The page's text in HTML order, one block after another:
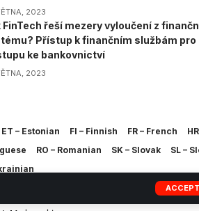
ACCEPT
2023
FinTech řeší mezery vyloučení z
Přístup k finančním službám pro
ke bankovnictví
2023
ET – Estonian FI – Finnish FR – French
RO – Romanian SK – Slovak SL –